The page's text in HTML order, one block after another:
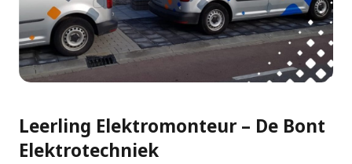
Leerling Elektromonteur – De Bont
Elektrotechniek